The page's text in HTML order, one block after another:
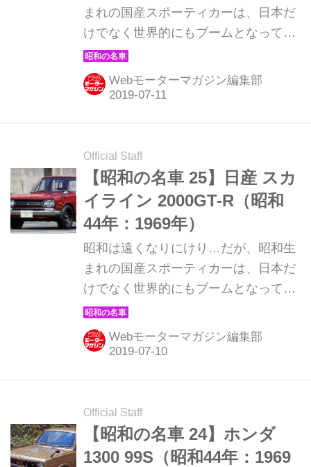
まれの国産スポーティカーは、日本だ
けでなく世界的にもブームとなってい
る。そんな昭和の名車たちを時系列で
紹介していこう。ここでは1969年発売
のいすゞ ベレット 1600GTRを解説。
Webモーターマガジン編集部
Official Staff
【昭和の名車 25】日産 スカ
イライン 2000GT-R（昭和
44年：1969年）
昭和は遠くなりにけり…だが、昭和生
まれの国産スポーティカーは、日本だ
けでなく世界的にもブームとなってい
る。そんな昭和の名車たちを時系列で
紹介していこう。ここでは1969年発売
の日産 スカイライン 2000GT-Rを解説
Webモーターマガジン編集部
Official Staff
【昭和の名車 24】ホンダ
1300 99S（昭和44年：1969